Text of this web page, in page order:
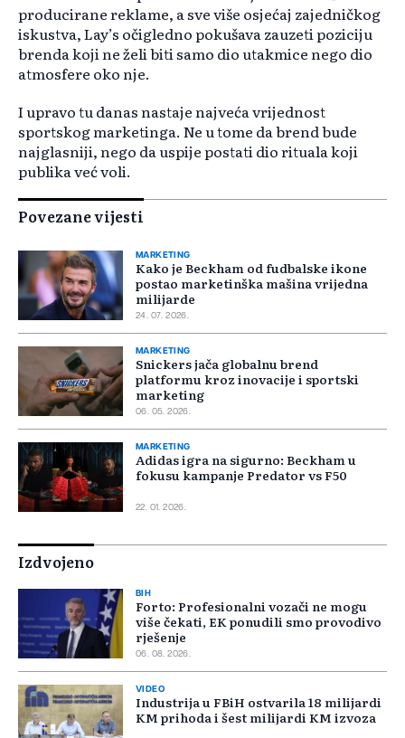
producirane reklame, a sve više osjećaj zajedničkog
iskustva, Lay’s očigledno pokušava zauzeti poziciju
brenda koji ne želi biti samo dio utakmice nego dio
atmosfere oko nje.
I upravo tu danas nastaje najveća vrijednost
sportskog marketinga. Ne u tome da brend bude
najglasniji, nego da uspije postati dio rituala koji
publika već voli.
Povezane vijesti
MARKETING
Kako je Beckham od fudbalske ikone
postao marketinška mašina vrijedna
milijarde
24. 07. 2026.
MARKETING
Snickers jača globalnu brend
platformu kroz inovacije i sportski
marketing
06. 05. 2026.
MARKETING
Adidas igra na sigurno: Beckham u
fokusu kampanje Predator vs F50
22. 01. 2026.
Izdvojeno
BIH
Forto: Profesionalni vozači ne mogu
više čekati, EK ponudili smo provodivo
rješenje
06. 08. 2026.
VIDEO
Industrija u FBiH ostvarila 18 milijardi
KM prihoda i šest milijardi KM izvoza